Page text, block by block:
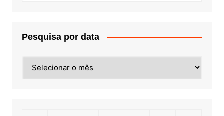
Pesquisa por data
por